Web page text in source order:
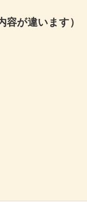
が違います）